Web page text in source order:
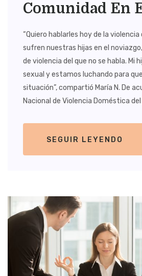
Comunidad En
“Quiero hablarles hoy de la violencia
sufren nuestras hijas en el
de violencia del que no se habla. Mi
sexual y estamos luchando para
situación”, compartió María N. De
Nacional de Violencia Doméstica del
SEGUIR LEYENDO